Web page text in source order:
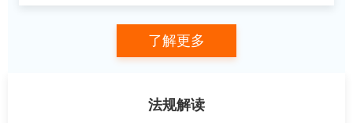
特殊人员 做好纳税缴费服务
工作的通知
了解更多
法规解读